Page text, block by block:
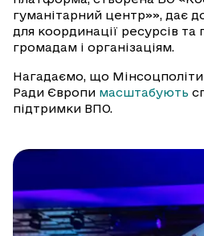
гуманітарний центр»», дає
для координації ресурсів
громадам і організаціям.
Нагадаємо, що
Ради Європи масштабують
підтримки ВПО.